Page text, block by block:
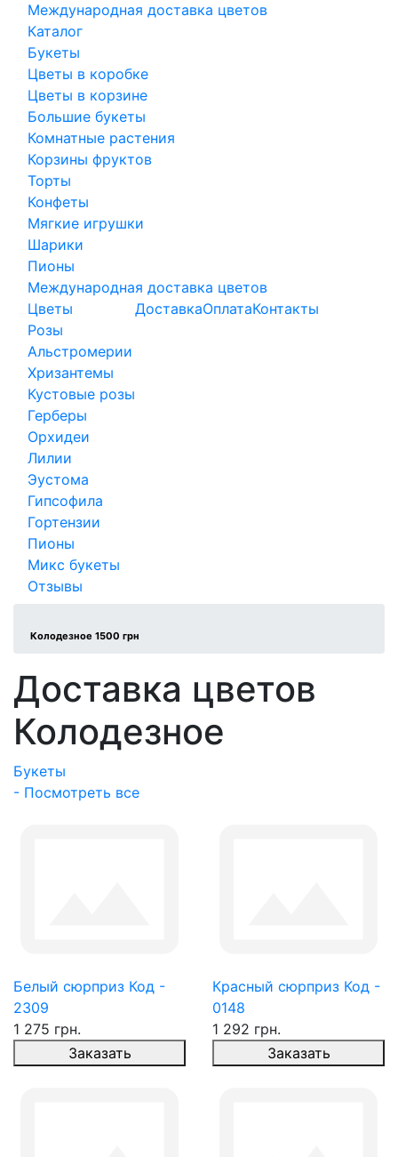
Международная доставка цветов
Каталог
Букеты
Цветы в коробке
Цветы в корзине
Большие букеты
Комнатные растения
Корзины фруктов
Торты
Конфеты
Мягкие игрушки
Шарики
Пионы
Международная доставка цветов
Цветы
Розы
Альстромерии
Хризантемы
Кустовые розы
Герберы
Орхидеи
Лилии
Эустома
Гипсофила
Гортензии
Пионы
Микс букеты
ДоставкаОплатаКонтакты
Отзывы
Колодезное 1500 грн
Доставка цветов
Колодезное
Букеты
- Посмотреть все
Белый сюрприз Код -
2309
1 275 грн.
Заказать
Красный сюрприз Код -
0148
1 292 грн.
Заказать